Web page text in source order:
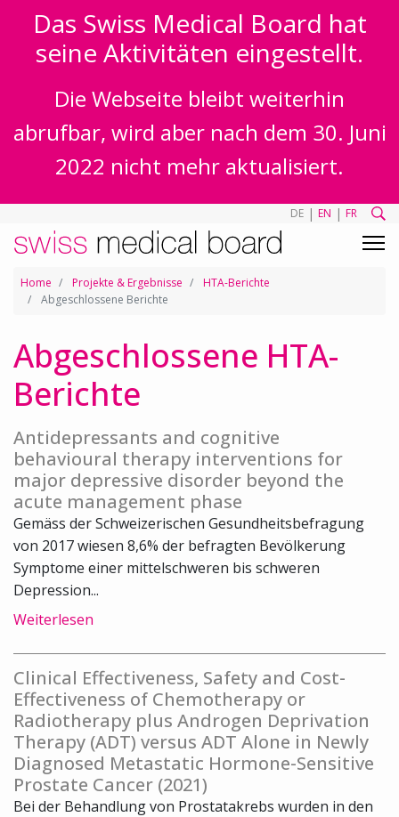
Das Swiss Medical Board hat
seine Aktivitäten eingestellt.
Die Webseite bleibt weiterhin
abrufbar, wird aber nach dem 30. Juni
2022 nicht mehr aktualisiert.
DE | EN | FR
Home Projekte & Ergebnisse
HTA-Berichte
Abgeschlossene Berichte
Abgeschlossene HTA-
Berichte
Antidepressants and cognitive
behavioural therapy interventions for
major depressive disorder beyond the
acute management phase
Gemäss der Schweizerischen Gesundheitsbefragung
von 2017 wiesen 8,6% der befragten Bevölkerung
Symptome einer mittelschweren bis schweren
Depression...
Weiterlesen
Clinical Effectiveness, Safety and Cost-
Effectiveness of Chemotherapy or
Radiotherapy plus Androgen Deprivation
Therapy (ADT) versus ADT Alone in Newly
Diagnosed Metastatic Hormone-Sensitive
Prostate Cancer (2021)
Bei der Behandlung von Prostatakrebs wurden in den